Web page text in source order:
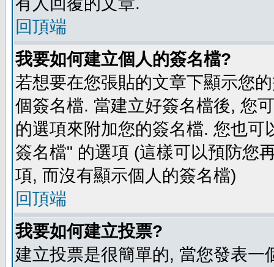
回頂端
我要如何建立個人的簽名檔?
若想要在您張貼的文章下顯示您
個簽名檔. 當建立好簽名檔後, 您
的選項來附加您的簽名檔. 您也
簽名檔" 的選項 (這樣可以預防您
項, 而沒有顯示個人的簽名檔)
回頂端
我要如何建立投票?
建立投票是很簡單的, 當您發表